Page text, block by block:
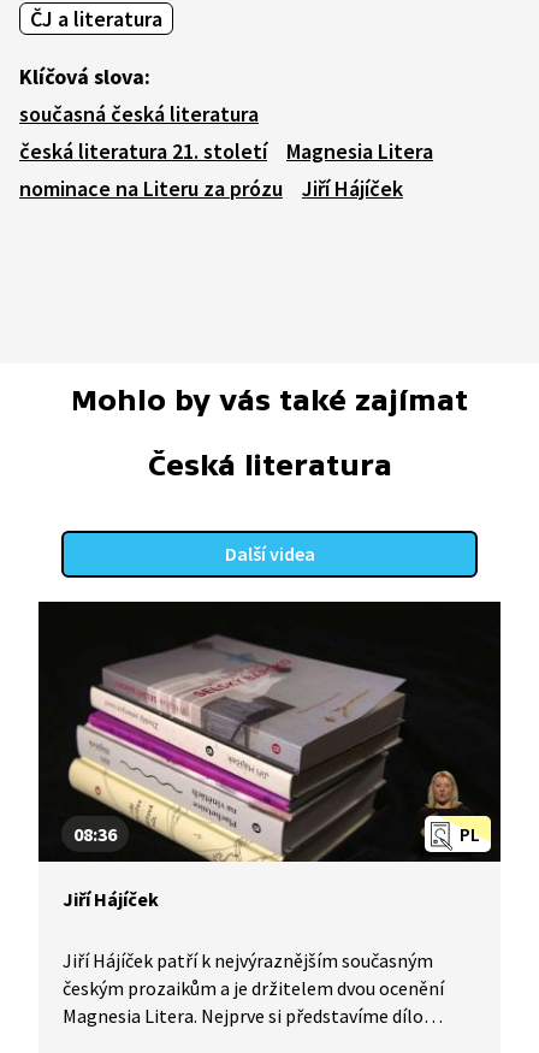
ČJ a literatura
Klíčová slova:
současná česká literatura
česká literatura 21. století
Magnesia Litera
nominace na Literu za prózu
Jiří Hájíček
Mohlo by vás také zajímat
Česká literatura
Další videa
PL
08:36
Jiří Hájíček
Jiří Hájíček patří k nejvýraznějším současným
českým prozaikům a je držitelem dvou ocenění
Magnesia Litera. Nejprve si představíme dílo